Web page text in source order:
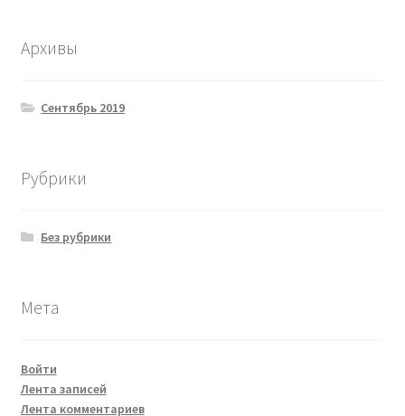
Архивы
Сентябрь 2019
Рубрики
Без рубрики
Мета
Войти
Лента записей
Лента комментариев